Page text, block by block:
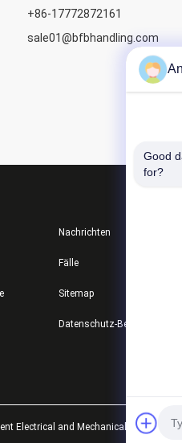
+86-17772872161
sale01@bfbhandling.com
Nachrichten
Fälle
Sitemap
Electrical and Mechanical Co.,Ltd. All
Good
for?